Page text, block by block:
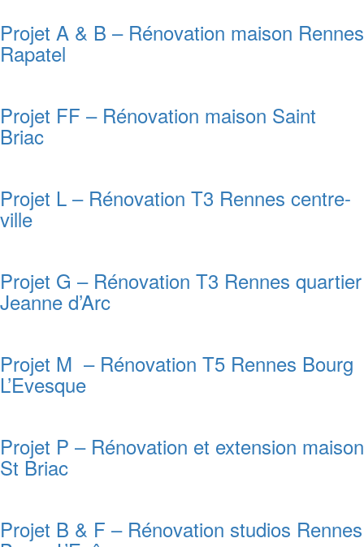
Projet A & B – Rénovation maison Rennes
Rapatel
Projet FF – Rénovation maison Saint
Briac
Projet L – Rénovation T3 Rennes centre-
ville
Projet G – Rénovation T3 Rennes quartier
Jeanne d’Arc
Projet M – Rénovation T5 Rennes Bourg
L’Evesque
Projet P – Rénovation et extension maison
St Briac
Projet B & F – Rénovation studios Rennes